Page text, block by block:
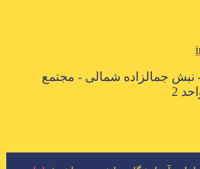
- نبش جمالزاده شمالی - مجتمع